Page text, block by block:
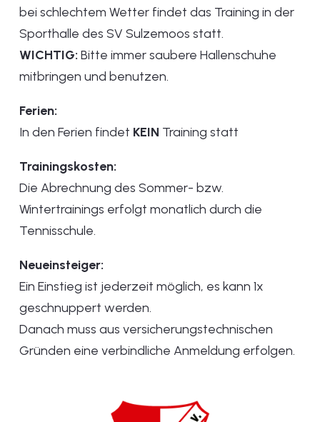
bei schlechtem Wetter findet das Training in der
Sporthalle des SV Sulzemoos statt.
WICHTIG: Bitte immer saubere Hallenschuhe
mitbringen und benutzen.
Ferien:
In den Ferien findet KEIN Training statt
Trainingskosten:
Die Abrechnung des Sommer- bzw.
Wintertrainings erfolgt monatlich durch die
Tennisschule.
Neueinsteiger:
Ein Einstieg ist jederzeit möglich, es kann 1x
geschnuppert werden.
Danach muss aus versicherungstechnischen
Gründen eine verbindliche Anmeldung erfolgen.